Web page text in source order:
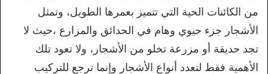
من الكائنات الحية التي تتميز بعمرها الطويل، وتمثل
الأشجار جزء حيوي وهام في الحدائق والمزارع ،حيث لا
تجد حديقة أو مزرعة تخلو من الأشجار، ولا تعود تلك
الأهمية فقط لتعدد أنواع الأشجار وإنما ترجع للتركيب